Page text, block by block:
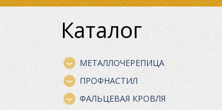
Каталог
МЕТАЛЛОЧЕРЕПИЦА
ПРОФНАСТИЛ
ФАЛЬЦЕВАЯ КРОВЛЯ